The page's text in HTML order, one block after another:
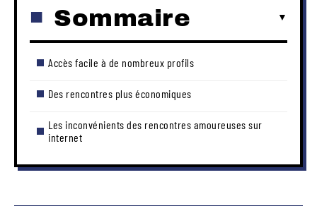
Sommaire
Accès facile à de nombreux profils
Des rencontres plus économiques
Les inconvénients des rencontres amoureuses sur
internet